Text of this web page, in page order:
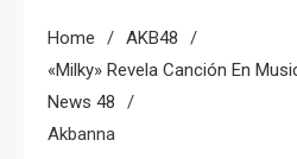
Home
AKB48
«Milky» Revela Canción En
News 48
Akbanna